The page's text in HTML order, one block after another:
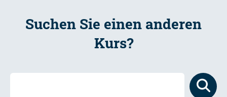
Suchen Sie einen anderen
Kurs?